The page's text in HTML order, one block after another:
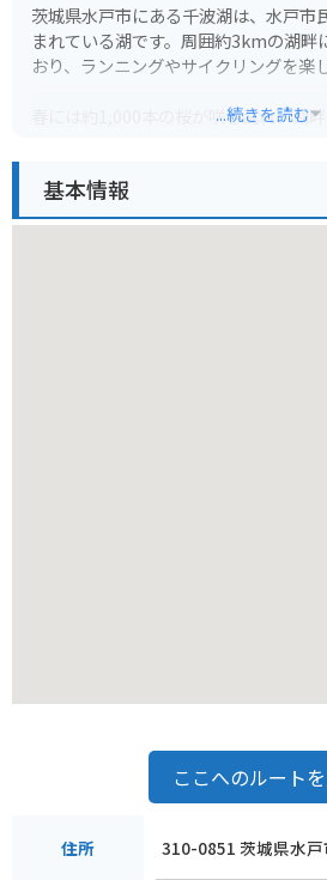
茨城県水戸市にある千波湖は、水戸市
まれている湖です。周囲約3kmの湖畔
おり、ランニングやサイクリングを楽
春には約1,000本の桜が咲き乱れ、湖
バイクで訪れる場合は、周辺に無料の
...続きを読む
基本情報
ここへのルート
住所 310-0851 茨城県水戸